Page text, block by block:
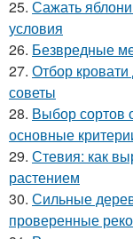
25. Сажать
условия
26. Безвредные
27. Отбор
советы
28. Выбор сортов
основные
29. Стевия: как
растением
30. Сильные
проверенные